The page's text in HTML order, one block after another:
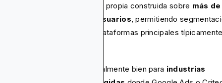
por una capa de datos propia construida sobre más de
millones de perfiles de usuarios , permitiendo
en entornos donde las plataformas principales
plataforma funciona especialmente bien para industrias